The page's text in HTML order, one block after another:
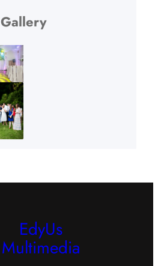
Gallery
EdyUs
Multimedia